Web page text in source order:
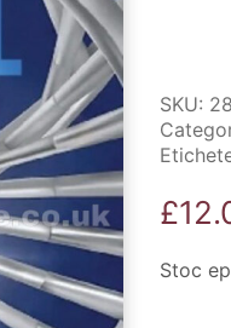
SKU:
£
Stoc